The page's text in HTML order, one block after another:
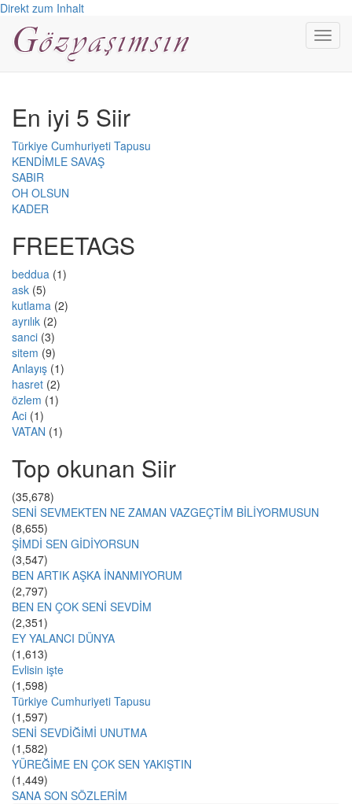
Direkt zum Inhalt
En iyi 5 Siir
Türkiye Cumhuriyeti Tapusu
KENDİMLE SAVAŞ
SABIR
OH OLSUN
KADER
FREETAGS
beddua (1)
ask (5)
kutlama (2)
ayrılık (2)
sanci (3)
sitem (9)
Anlayış (1)
hasret (2)
özlem (1)
Aci (1)
VATAN (1)
Top okunan Siir
(35,678)
SENİ SEVMEKTEN NE ZAMAN VAZGEÇTİM BİLİYORMUSUN
(8,655)
ŞİMDİ SEN GİDİYORSUN
(3,547)
BEN ARTIK AŞKA İNANMIYORUM
(2,797)
BEN EN ÇOK SENİ SEVDİM
(2,351)
EY YALANCI DÜNYA
(1,613)
Evlisin işte
(1,598)
Türkiye Cumhuriyeti Tapusu
(1,597)
SENİ SEVDİĞİMİ UNUTMA
(1,582)
YÜREĞİME EN ÇOK SEN YAKIŞTIN
(1,449)
SANA SON SÖZLERİM